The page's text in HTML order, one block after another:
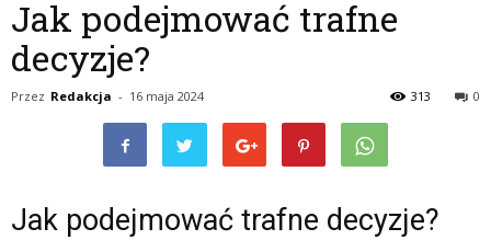
Jak podejmować trafne
decyzje?
Przez Redakcja - 16 maja 2024 0
313
Jak podejmować trafne decyzje?